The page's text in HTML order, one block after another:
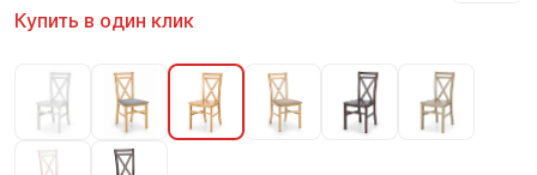
Купить в один клик